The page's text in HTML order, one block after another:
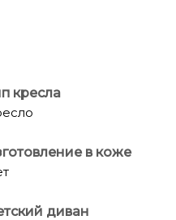
кресла
в коже
диван